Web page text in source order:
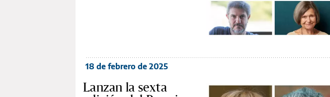
18 de febrero de 2025
Lanzan la sexta